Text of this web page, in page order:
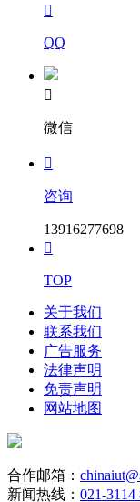

QQ

微信

咨询
13916277698

TOP
关于我们
联系我们
广告服务
法律声明
免责声明
网站地图
合作邮箱：
新闻热线： 021-3114